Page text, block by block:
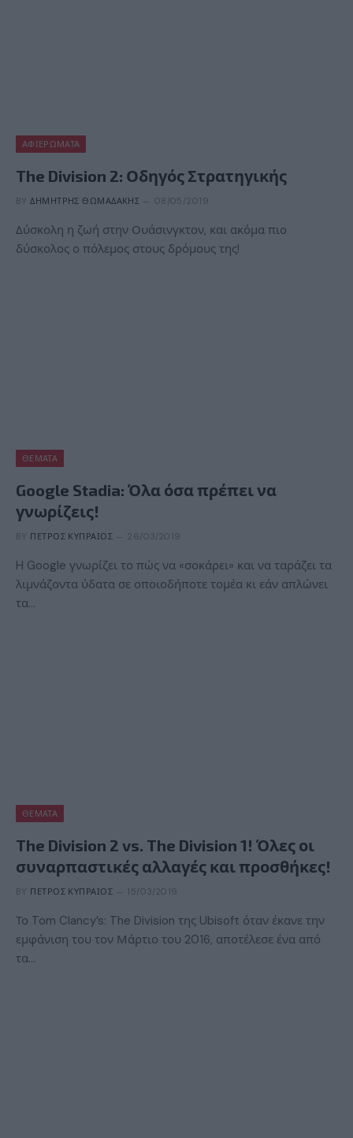
ΑΦΙΕΡΏΜΑΤΑ
The Division 2: Οδηγός Στρατηγικής
BY ΔΗΜΉΤΡΗΣ ΘΩΜΑΔΆΚΗΣ 08/05/2019
Δύσκολη η ζωή στην Ουάσινγκτον, και ακόμα πιο
δύσκολος ο πόλεμος στους δρόμους της!
ΘΈΜΑΤΑ
Google Stadia: Όλα όσα πρέπει να
γνωρίζεις!
BY ΠΈΤΡΟΣ ΚΥΠΡΑΊΟΣ 26/03/2019
H Google γνωρίζει το πώς να «σοκάρει» και να ταράζει τα
λιμνάζοντα ύδατα σε οποιοδήποτε τομέα κι εάν απλώνει
τα…
ΘΈΜΑΤΑ
The Division 2 vs. The Division 1! Όλες οι
συναρπαστικές αλλαγές και προσθήκες!
BY ΠΈΤΡΟΣ ΚΥΠΡΑΊΟΣ 15/03/2019
Το Tom Clancy’s: The Division της Ubisoft όταν έκανε την
εμφάνιση του τον Μάρτιο του 2016, αποτέλεσε ένα από
τα…